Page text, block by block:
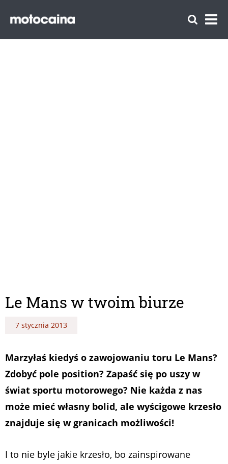
Le Mans w twoim biurze
7 stycznia 2013
Marzyłaś kiedyś o zawojowaniu toru Le Mans?
Zdobyć pole position? Zapaść się po uszy w
świat sportu motorowego? Nie każda z nas
może mieć własny bolid, ale wyścigowe krzesło
znajduje się w granicach możliwości!
I to nie byle jakie krzesło, bo zainspirowane